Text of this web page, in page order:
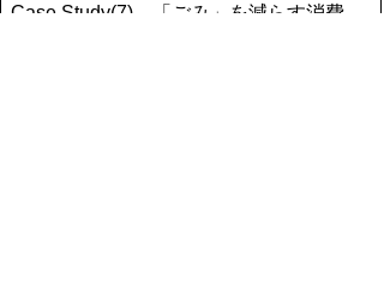
Case Study(7) 「ごみ」を減らす消費